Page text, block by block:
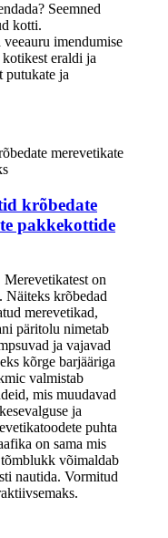
Seemned
kotti.
imendumise
eraldi ja
putukate ja
krõbedate
pakkekottide
on
Näiteks krõbedad
merevetikad,
päritolu nimetab
ja vajavad
kõrge barjääriga
valmistab
mis muudavad
ja
puhta
on sama mis
võimaldab
nautida. Vormitud